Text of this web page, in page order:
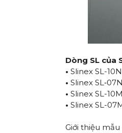
Dòng SL của
• Slinex SL-
• Slinex
• Slinex SL-
• Slinex SL-
Giới thiệu mẫu